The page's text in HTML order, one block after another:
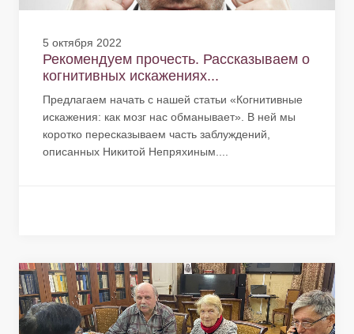
5 октября 2022
Рекомендуем прочесть. Рассказываем о
когнитивных искажениях...
Предлагаем начать с нашей статьи «Когнитивные
искажения: как мозг нас обманывает». В ней мы
коротко пересказываем часть заблуждений,
описанных Никитой Непряхиным....